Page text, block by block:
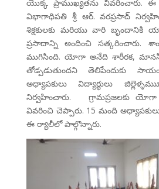
యొక్క ప్రాముఖ్యతను వివరించారు. ఈ
విభాగాధిపతి శ్రీ ఆర్. వరప్రసాద్
శిక్షకులకు మరియు వారి బృందానికి
ప్రసాదాన్ని అందించి సత్కరించారు.
ముగిసింది. యోగా అనేది శారీరక,
తోడ్పడుతుందని తెలిపేందుకు
అధ్యాపకులు విద్యార్థులు
నిర్వహించారు. గ్రామప్రజలకు యోగా
వివరించి చెప్పారు. 15 మంది
ఈ ర్యాలీలో పాల్గొన్నారు.